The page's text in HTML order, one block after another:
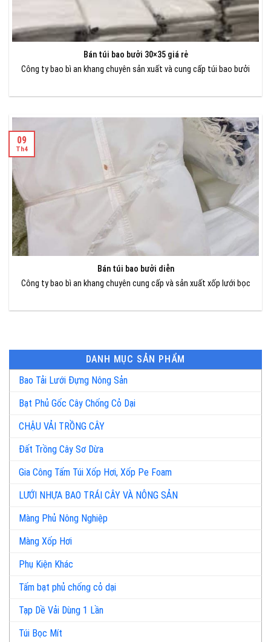
Bán túi bao bưởi 30×35 giá rẻ
Công ty bao bì an khang chuyên sản xuất và cung cấp túi bao bưởi
Bán túi bao bưởi diễn
Công ty bao bì an khang chuyên cung cấp và sản xuất xốp lưới bọc
09
Th4
DANH MỤC SẢN PHẨM
Bao Tải Lưới Đựng Nông Sản
Bạt Phủ Gốc Cây Chống Cỏ Dại
CHẬU VẢI TRỒNG CÂY
Đất Trồng Cây Sơ Dừa
Gia Công Tấm Túi Xốp Hơi, Xốp Pe Foam
LƯỚI NHỰA BAO TRÁI CÂY VÀ NÔNG SẢN
Màng Phủ Nông Nghiệp
Màng Xốp Hơi
Phụ Kiện Khác
Tấm bạt phủ chống cỏ dại
Tạp Dề Vải Dùng 1 Lần
Túi Bọc Mít